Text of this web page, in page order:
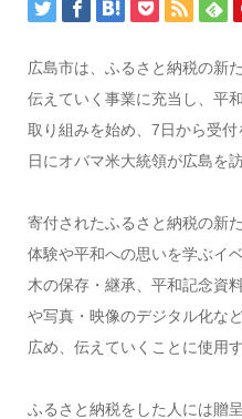
広島市は、ふるさと納税の新
伝えていく事業に充当し、平
取り組みを始め、7日から受
日にオバマ米大統領が広島を
寄付されたふるさと納税の新
体験や平和への思いを学ぶイ
木の保存・継承、平和記念資
や写真・映像のデジタル化な
広め、伝えていくことに使用す
ふるさと納税をした人には贈